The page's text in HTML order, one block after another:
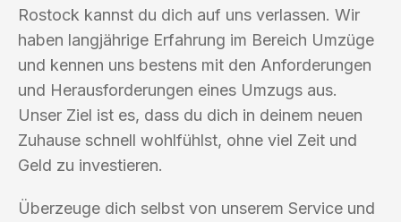
Rostock kannst du dich auf uns verlassen. Wir
haben langjährige Erfahrung im Bereich Umzüge
und kennen uns bestens mit den Anforderungen
und Herausforderungen eines Umzugs aus.
Unser Ziel ist es, dass du dich in deinem neuen
Zuhause schnell wohlfühlst, ohne viel Zeit und
Geld zu investieren.
Überzeuge dich selbst von unserem Service und